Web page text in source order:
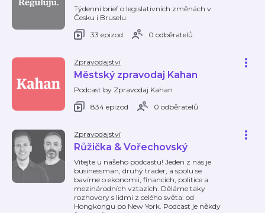
Týdenní brief o legislativních změnách v
Česku i Bruselu.
33 epizod
0 odběratelů
Zpravodajství
Městský zpravodaj Kahan
Podcast by Zpravodaj Kahan
834 epizod
0 odběratelů
Zpravodajství
Růžička & Vořechovský
Vítejte u našeho podcastu! Jeden z nás je
businessman, druhý trader, a spolu se
bavíme o ekonomii, financích, politice a
mezinárodních vztazích. Děláme taky
rozhovory s lidmi z celého světa: od
Hongkongu po New York. Podcast je někdy